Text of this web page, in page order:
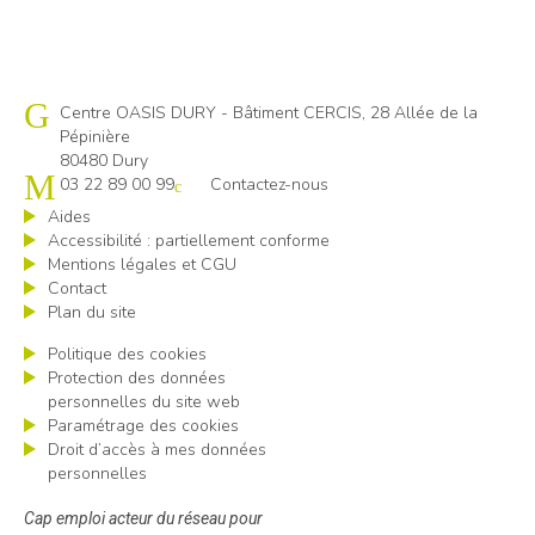
Cap emploi 80
Centre OASIS DURY - Bâtiment CERCIS, 28 Allée de la
Pépinière
80480 Dury
03 22 89 00 99
Contactez-nous
Aides
Accessibilité : partiellement conforme
Mentions légales et CGU
Contact
Plan du site
Politique des cookies
Protection des données
personnelles du site web
Paramétrage des cookies
Droit d’accès à mes données
personnelles
Cap emploi acteur du réseau pour